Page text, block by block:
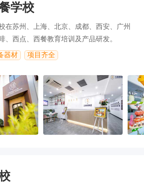
学校
在苏州、上海、北京、成都、西安、广州
、西点、西餐教育培训及产品研发。
器材 项目齐全